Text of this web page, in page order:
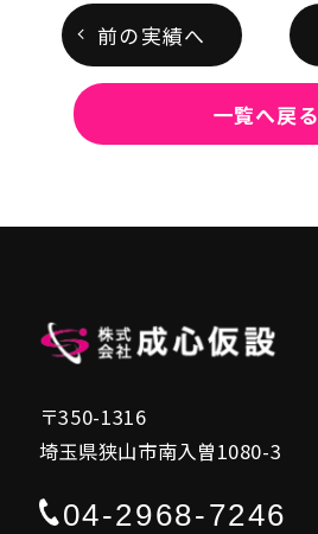
前の実績へ
一覧へ戻る
〒350-1316
埼玉県狭山市南入曽1080-3
04-2968-7246